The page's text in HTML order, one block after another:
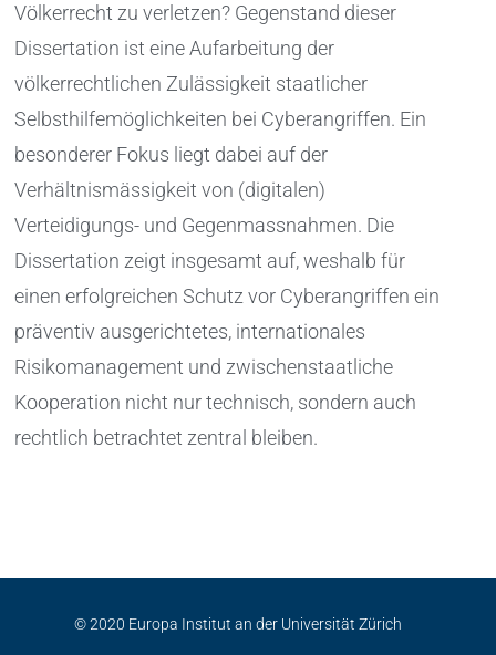
Völkerrecht zu verletzen? Gegenstand dieser
Dissertation ist eine Aufarbeitung der
völkerrechtlichen Zulässigkeit staatlicher
Selbsthilfemöglichkeiten bei Cyberangriffen. Ein
besonderer Fokus liegt dabei auf der
Verhältnismässigkeit von (digitalen)
Verteidigungs- und Gegenmassnahmen. Die
Dissertation zeigt insgesamt auf, weshalb für
einen erfolgreichen Schutz vor Cyberangriffen ein
präventiv ausgerichtetes, internationales
Risikomanagement und zwischenstaatliche
Kooperation nicht nur technisch, sondern auch
rechtlich betrachtet zentral bleiben.
© 2020 Europa Institut an der Universität Zürich